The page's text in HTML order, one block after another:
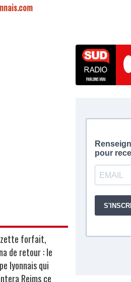
forfait,
de retour : le
lyonnais qui
Reims ce